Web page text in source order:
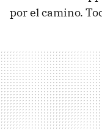
por el camino.